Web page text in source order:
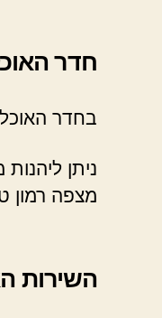
חדר
בחדר
ניתן
מצפה רמון
השירות